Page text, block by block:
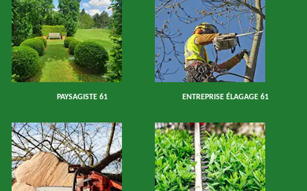
PAYSAGISTE 61 ENTREPRISE ÉLAGAGE 61